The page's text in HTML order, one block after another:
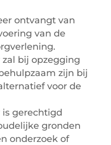
ontvangt van
van de
bij opzegging
zijn bij
voor de
is gerechtigd
gronden
onderzoek of